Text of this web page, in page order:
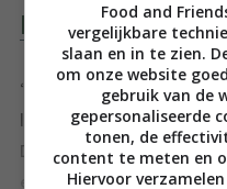
‘Ik ben een enthousiaste
lekker en verantwoord
Dit is dan ook een doe-
eigenlijk, zonder
Food and
vergelijkbare
slaan en in te zien.
om onze website
gebruik van de
gepersonaliseerde
tonen, de
content te meten en
Hiervoor